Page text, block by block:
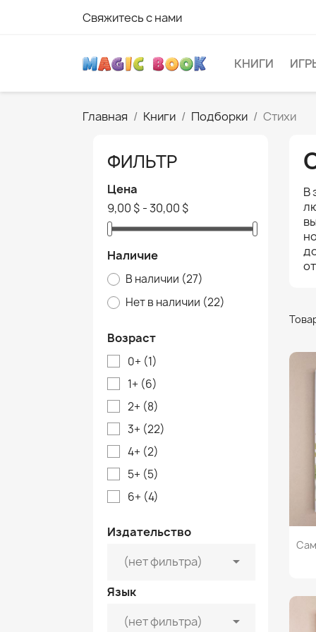
Свяжитесь с нами
КНИГИ
Главная Книги Подборки Стихи
ФИЛЬТР
Цена
9,00 $ - 30,00 $
Наличие
В наличии (27)
Нет в наличии (22)
Возраст
0+ (1)
1+ (6)
2+ (8)
3+ (22)
4+ (2)
5+ (5)
6+ (4)
Издательство
(нет фильтра)

Язык
(нет фильтра)

В